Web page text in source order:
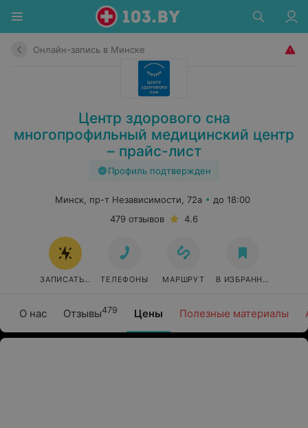
Онлайн-запись в Минске
Центр здорового сна
многопрофильный медицинский центр
– прайс-лист
Профиль подтвержден
О нас Отзывы479 Цены Полезные материалы
Минск, пр-т Независимости, 72а
до 18:00
479 отзывов
4.6
ЗАПИСАТЬСЯ ОНЛАЙН
ТЕЛЕФОНЫ МАРШРУТ В ИЗБРАННОЕ